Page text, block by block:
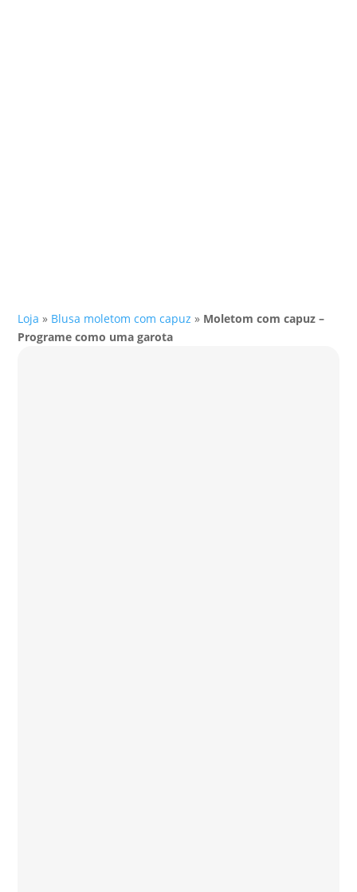
Loja » Blusa moletom com capuz » Moletom com capuz –
Programe como uma garota